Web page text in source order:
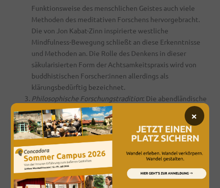
Funktionsweise des menschlichen Geistes auch viele
Methoden des meditativen Forschens hervorgebracht.
Die von Jon Kabat-Zinn inspirierte westliche
Mindfulness-Bewegung schließt an diese Erkenntnisse
und Methoden an. Die Rolle des Denkens in dieser
säkularisierten Form der Achtsamkeitspraxis wird von
buddhistischen Forscher:innen allerdings als
klärungsbedürftig bezeichnet.
Philosophische Forschungstradition: Die abendländische
Philosophie war in der Antike vor allem Praxis und Übung.
Sokrates, Platon und später die Philosophen der Stoa
entwickelten dialogische und meditative Denkübungen,
die auf Weisheit und ein gelingendes Leben ausgerichtet
waren. Im Verlauf der Philosophiegeschichte wurde
dieser Ansatz allerdings von einem inhaltlichen Fokus auf
Theorie und Lehre verdrängt.
×